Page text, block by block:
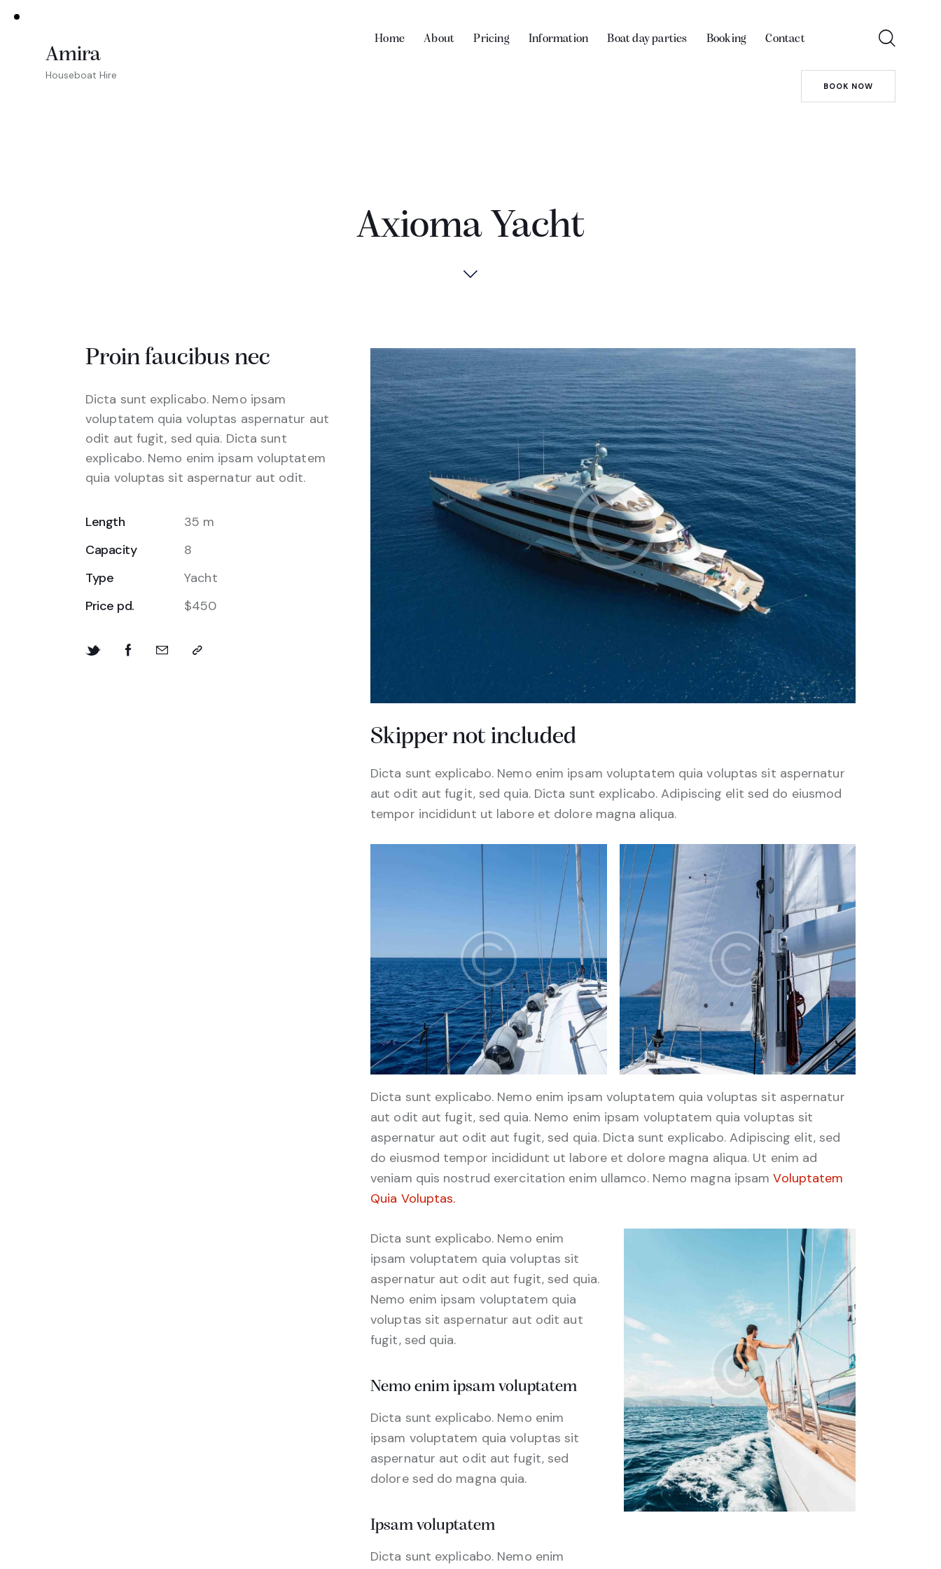
Amira
Houseboat Hire
Home About Pricing Information Boat day parties Booking Contact
BOOK NOW
Axioma Yacht
Proin faucibus nec
Dicta sunt explicabo. Nemo ipsam
voluptatem quia voluptas aspernatur aut
odit aut fugit, sed quia. Dicta sunt
explicabo. Nemo enim ipsam voluptatem
quia voluptas sit aspernatur aut odit.
Length
35 m
Capacity
8
Type
Yacht
Price pd.
$450
Skipper not included
Dicta sunt explicabo. Nemo enim ipsam voluptatem quia voluptas sit aspernatur
aut odit aut fugit, sed quia. Dicta sunt explicabo. Adipiscing elit sed do eiusmod
tempor incididunt ut labore et dolore magna aliqua.
Dicta sunt explicabo. Nemo enim ipsam voluptatem quia voluptas sit aspernatur
aut odit aut fugit, sed quia. Nemo enim ipsam voluptatem quia voluptas sit
aspernatur aut odit aut fugit, sed quia. Dicta sunt explicabo. Adipiscing elit, sed
do eiusmod tempor incididunt ut labore et dolore magna aliqua. Ut enim ad
veniam quis nostrud exercitation enim ullamco. Nemo magna ipsamVoluptatem
Quia Voluptas.
Dicta sunt explicabo. Nemo enim
ipsam voluptatem quia voluptas sit
aspernatur aut odit aut fugit, sed quia.
Nemo enim ipsam voluptatem quia
voluptas sit aspernatur aut odit aut
fugit, sed quia.
Nemo enim ipsam voluptatem
Dicta sunt explicabo. Nemo enim
ipsam voluptatem quia voluptas sit
aspernatur aut odit aut fugit, sed
dolore sed do magna quia.
Ipsam voluptatem
Dicta sunt explicabo. Nemo enim